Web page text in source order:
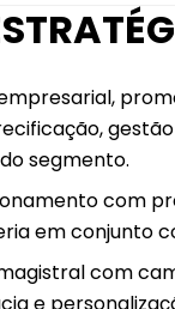
segmento.
com
em conjunto
com
e